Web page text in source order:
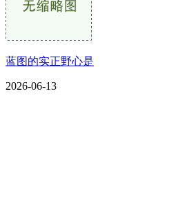
蓝图的实正野心是
2026-06-13